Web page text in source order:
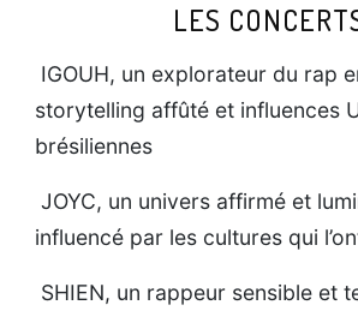
LES
IGOUH, un explorateur du rap
storytelling affûté et influences
brésiliennes
JOYC, un univers affirmé et
influencé par les cultures qui
SHIEN, un rappeur sensible et